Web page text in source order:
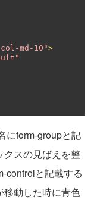
md-10">
にform-groupと記
クスの見ばえを整
controlと記載する
移動した時に青色